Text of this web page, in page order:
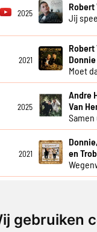
gebruiken
2025
Robert
Jij
2021
Robert
Donnie
Moet
2025
Andre
Van
2021
en